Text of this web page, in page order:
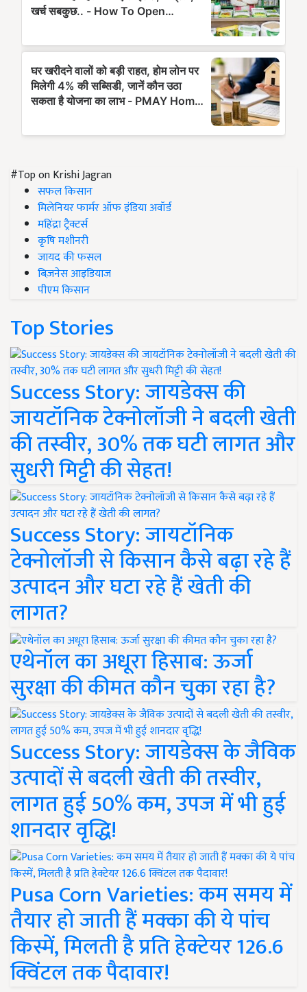
#Top on Krishi Jagran
सफल किसान
मिलेनियर फार्मर ऑफ इंडिया अवॉर्ड
महिंद्रा ट्रैक्टर्स
कृषि मशीनरी
जायद की फसल
बिज़नेस आइडियाज
पीएम किसान
Top Stories
Success Story: जायडेक्स की
जायटॉनिक टेक्नोलॉजी ने बदली खेती
की तस्वीर, 30% तक घटी लागत और
सुधरी मिट्टी की सेहत!
Success Story: जायटॉनिक
टेक्नोलॉजी से किसान कैसे बढ़ा रहे हैं
उत्पादन और घटा रहे हैं खेती की
लागत?
एथेनॉल का अधूरा हिसाब: ऊर्जा
सुरक्षा की कीमत कौन चुका रहा है?
Success Story: जायडेक्स के जैविक
उत्पादों से बदली खेती की तस्वीर,
लागत हुई 50% कम, उपज में भी हुई
शानदार वृद्धि!
Pusa Corn Varieties: कम समय में
तैयार हो जाती हैं मक्का की ये पांच
किस्में, मिलती है प्रति हेक्टेयर 126.6
क्विंटल तक पैदावार!